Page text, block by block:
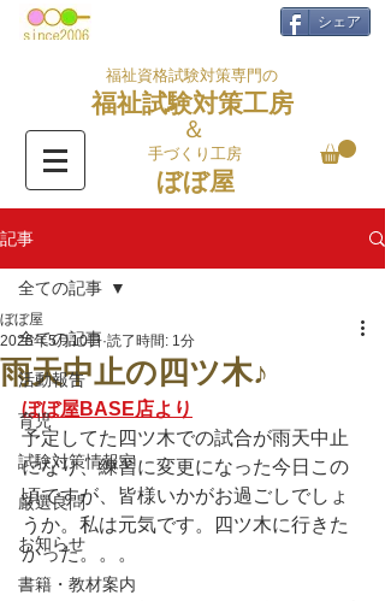
シェア
福祉資格試験対策専門の
福祉試験対策工房
＆
手づくり工房
ぼぼ屋
記事
全ての記事
活動報告
育児
試験対策情報室
厳選良問
お知らせ
書籍・教材案内
全ての記事
雨天中止の四ツ木♪
ぼぼ屋
2025年5月10日 読了時間: 1分
ぼぼ屋BASE店より
予定してた四ツ木での試合が雨天中止
になり、練習に変更になった今日この
頃ですが、皆様いかがお過ごしでしょ
うか。私は元気です。四ツ木に行きた
かった。。。